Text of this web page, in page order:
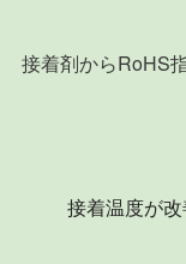
接着剤からRoHS
接着温度が